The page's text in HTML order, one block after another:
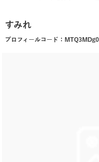
すみれ
プロフィールコード：